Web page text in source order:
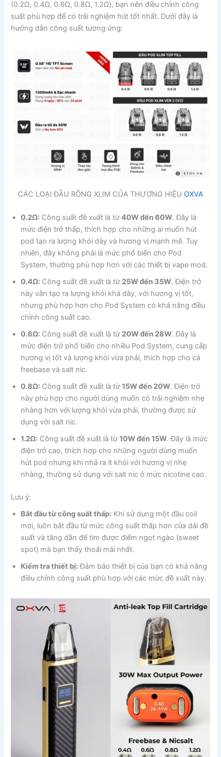
(0.2Ω, 0.4Ω, 0.6Ω, 0.8Ω, 1.2Ω), bạn nên điều chỉnh công
suất phù hợp để có trải nghiệm hút tốt nhất. Dưới đây là
hướng dẫn công suất tương ứng:
CÁC LOẠI ĐẦU RỖNG XLIM CỦA THƯƠNG HIỆU OXVA
0.2Ω: Công suất đề xuất là từ40W đến 60W. Đây là
mức điện trở thấp, thích hợp cho những ai muốn hút
pod tạo ra lượng khói dày và hương vị mạnh mẽ. Tuy
nhiên, đây không phải là mức phổ biến cho Pod
System, thường phù hợp hơn với các thiết bị vape mod.
0.4Ω: Công suất đề xuất là từ 25W đến 35W. Điện trở
này vẫn tạo ra lượng khói khá dày, với hương vị tốt,
nhưng phù hợp hơn cho Pod System có khả năng điều
chỉnh công suất cao.
0.6Ω: Công suất đề xuất là từ 20W đến 28W. Đây là
mức điện trở phổ biến cho nhiều Pod System, cung cấp
hương vị tốt và lượng khói vừa phải, thích hợp cho cả
freebase và salt nic.
0.8Ω: Công suất đề xuất là từ15W đến 20W. Điện trở
này phù hợp cho người dùng muốn có trải nghiệm nhẹ
nhàng hơn với lượng khói vừa phải, thường được sử
dụng với salt nic.
1.2Ω: Công suất đề xuất là từ10W đến 15W. Đây là mức
điện trở cao, thích hợp cho những người dùng muốn
hút pod nhưng khi nhả ra ít khói với hương vị nhẹ
nhàng, thường sử dụng với salt nic ở mức nicotine cao.
Lưu ý:
Bắt đầu từ công suất thấp: Khi sử dụng một đầu coil
mới, luôn bắt đầu từ mức công suất thấp hơn của dải đề
xuất và tăng dần để tìm được điểm ngọt ngào (sweet
spot) mà bạn thấy thoải mái nhất.
Kiểm tra thiết bị:Đảm bảo thiết bị của bạn có khả năng
điều chỉnh công suất phù hợp với các mức đề xuất này.